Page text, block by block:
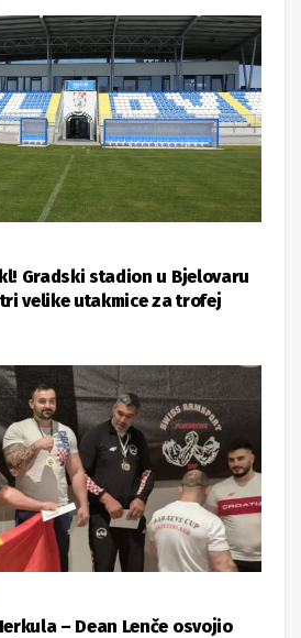
Gradski stadion u Bjelovaru
velike utakmice za trofej
– Dean Lenče osvojio